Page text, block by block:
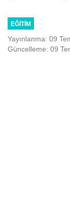
EĞITIM
Yayınlanma: 09
Güncelleme: 09